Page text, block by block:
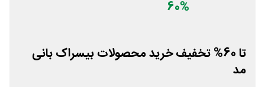
60%
تا 60% تخفیف خرید محصولات بیسراک بانی
مد